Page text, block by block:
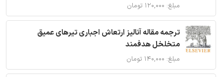
مبلغ: ۱۲۰,۰۰۰ تومان
ترجمه مقاله آنالیز ارتعاش اجباری تیرهای عمیق
متخلخل هدفمند
مبلغ: ۱۴۰,۰۰۰ تومان